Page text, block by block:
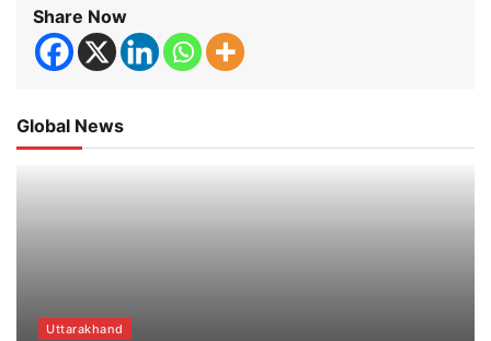
Share Now
Global News
Uttarakhand